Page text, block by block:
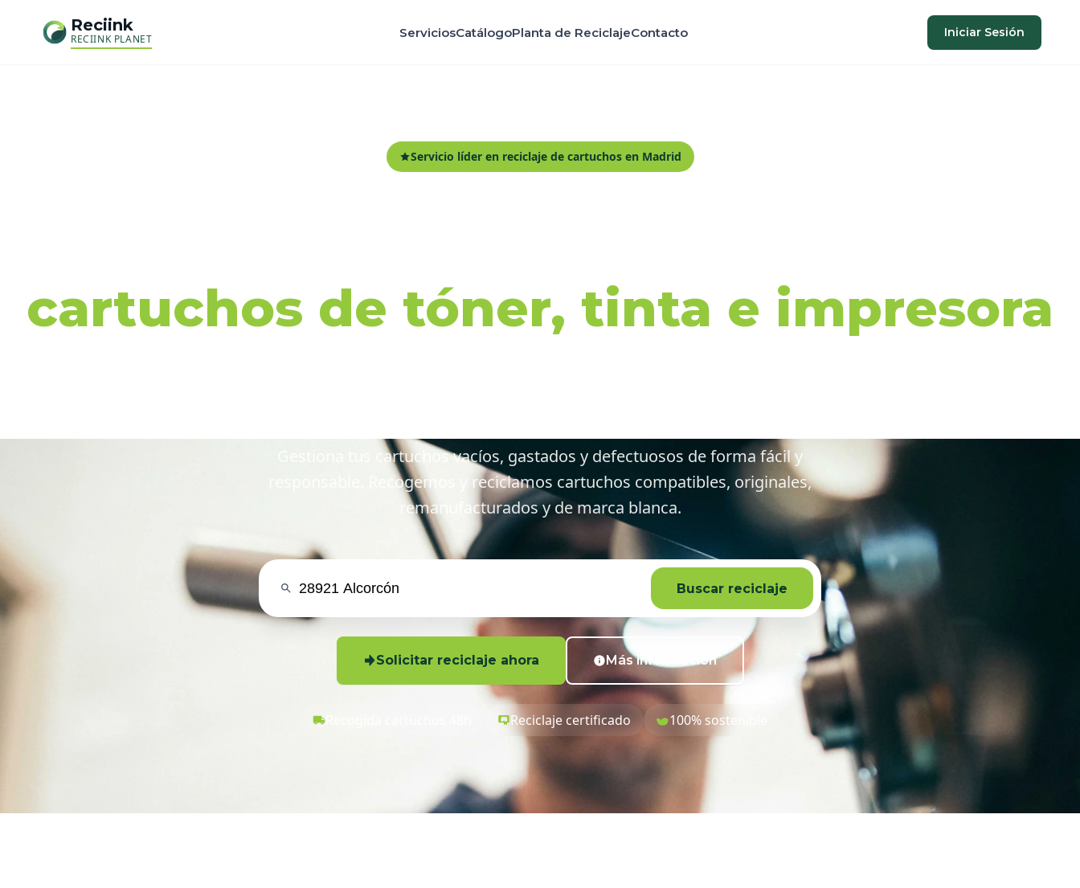
Reciink
RECIINK PLANET ServiciosCatálogoPlanta de ReciclajeContacto Iniciar Sesión
Servicio líder en reciclaje de cartuchos en Madrid
cartuchos de tóner, tinta e impresora
Gestiona tus cartuchos vacíos, gastados y defectuosos de forma fácil y
responsable. Recogemos y reciclamos cartuchos compatibles, originales,
remanufacturados y de marca blanca.
Buscar reciclaje
Solicitar reciclaje ahora Más información
Reciclaje certificado 100% sostenible